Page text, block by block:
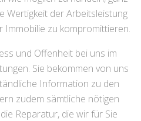
Wertigkeit der Arbeitsleistung
zu kompromittieren.
und Offenheit bei uns im
Sie bekommen von uns
Information zu den
zudem sämtliche nötigen
Reparatur, die wir für Sie